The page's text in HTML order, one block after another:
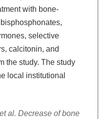
with bone-
selective
calcitonin, and
the study. The study
local institutional
al. Decrease of bone